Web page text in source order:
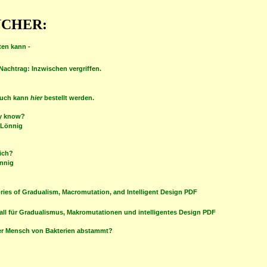
kann -
Inzwischen vergriffen.
kann hierbestellt werden.
know?
of Gradualism, Macromutation, and Intelligent Design PDF
für Gradualismus, Makromutationen und intelligentes Design PDF
Mensch von Bakterien abstammt?